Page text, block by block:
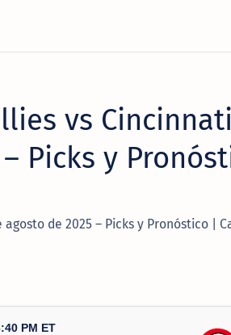
vs
Picks y
de 2025 – Picks y Pronóstico |
PM ET